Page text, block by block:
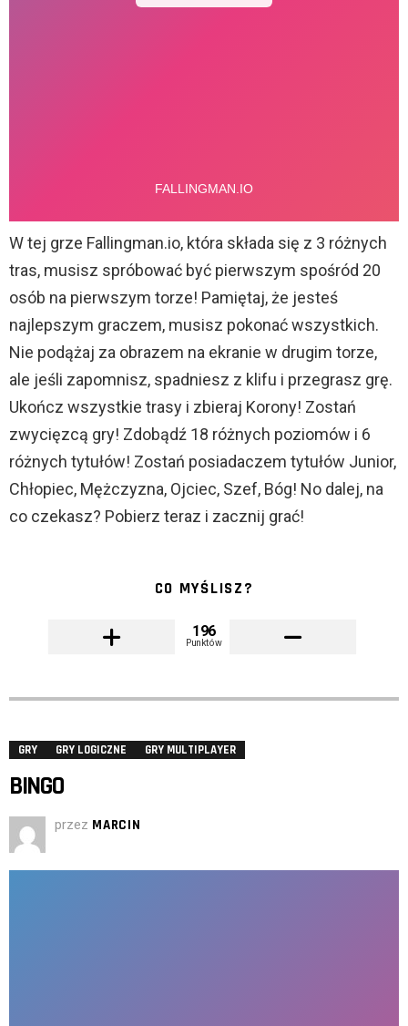
W tej grze Fallingman.io, która składa się z 3 różnych
tras, musisz spróbować być pierwszym spośród 20
osób na pierwszym torze! Pamiętaj, że jesteś
najlepszym graczem, musisz pokonać wszystkich.
Nie podążaj za obrazem na ekranie w drugim torze,
ale jeśli zapomnisz, spadniesz z klifu i przegrasz grę.
Ukończ wszystkie trasy i zbieraj Korony! Zostań
zwycięzcą gry! Zdobądź 18 różnych poziomów i 6
różnych tytułów! Zostań posiadaczem tytułów Junior,
Chłopiec, Mężczyzna, Ojciec, Szef, Bóg! No dalej, na
co czekasz? Pobierz teraz i zacznij grać!
CO MYŚLISZ?
196
Punktów
GRY GRY LOGICZNE GRY MULTIPLAYER
BINGO
przez MARCIN